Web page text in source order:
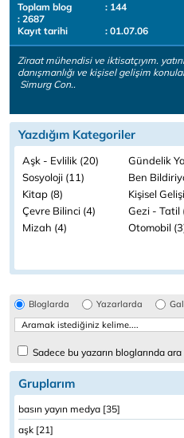
Toplam blog
: 144
: 2687
Kayıt tarihi
: 01.07.06
Ziraat mühendisi ve iktisatçıyım.
danışmanlığı ve kişisel gelişim
Simurg Con..
Yazdığım Kategoriler
Aşk - Evlilik (20)
Gündelik
Sosyoloji (11)
Ben
Kitap (8)
Kişisel
Çevre Bilinci (4)
Gezi - Tatil
Mizah (4)
Otomobil
Bloglarda Yazarlarda
Sadece bu yazarın bloglarında ara
Gruplarım
basın yayın medya [35]
aşk [21]